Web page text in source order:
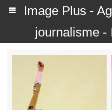
Image Plus -
journalisme -